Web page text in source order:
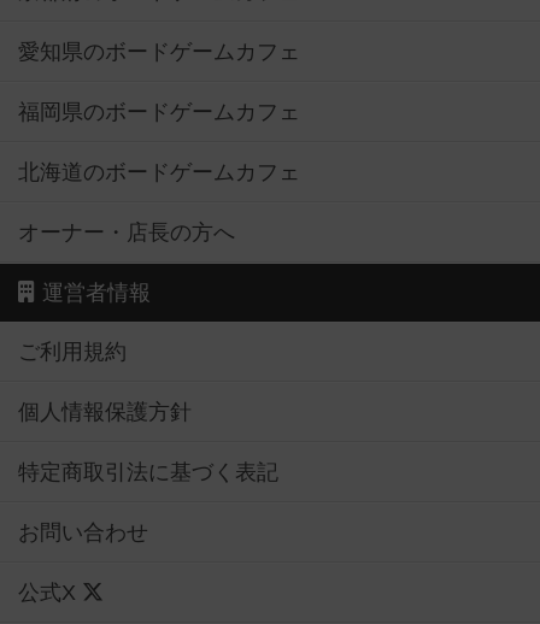
愛知県のボードゲームカフェ
福岡県のボードゲームカフェ
北海道のボードゲームカフェ
オーナー・店長の方へ
運営者情報
ご利用規約
個人情報保護方針
特定商取引法に基づく表記
お問い合わせ
公式X